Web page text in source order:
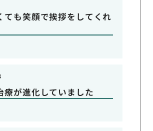
ても笑顔で挨拶をしてくれ
療が進化していました